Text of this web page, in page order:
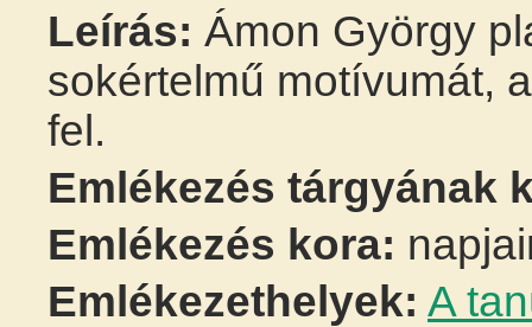
Leírás: Ámon György
sokértelmű motívumát,
fel.
Emlékezés tárgyának
Emlékezés kora:
Emlékezethelyek: A